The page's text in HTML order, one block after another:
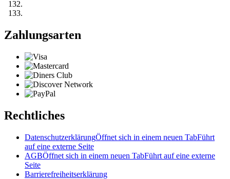
Zahlungsarten
Rechtliches
DatenschutzerklärungÖffnet sich in einem neuen TabFührt
auf eine externe Seite
AGBÖffnet sich in einem neuen TabFührt auf eine externe
Seite
Barrierefreiheitserklärung